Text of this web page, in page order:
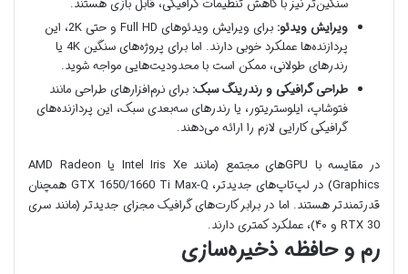
سنگین‌تر نیز با کاهش تنظیمات گرافیکی، قابل بازی هستند.
ویرایش ویدئو:
برای ویرایش ویدئوهای Full HD و حتی 2K، این
پردازنده‌ها عملکرد خوبی دارند. اما برای پروژه‌های سنگین 4K یا
رندرهای طولانی، ممکن است با محدودیت‌هایی مواجه شوید.
طراحی گرافیکی و رندرینگ سبک: برای نرم‌افزارهای طراحی مانند
فتوشاپ، ایلوستریتور، یا رندرهای سه‌بعدی سبک، این پردازنده‌های
گرافیکی کارایی لازم را ارائه می‌دهند.
در مقایسه با GPUهای مجتمع (مانند Intel Iris Xe یا AMD Radeon
Graphics) در لپ‌تاپ‌های جدیدتر، GTX 1650/1660 Ti Max-Q همچنان
قدرتمندتر هستند. اما در برابر کارت‌های گرافیک مجزای جدیدتر (مانند سری
RTX 30 و ۴۰)، عملکرد کمتری دارند.
رم و حافظه ذخیره‌سازی